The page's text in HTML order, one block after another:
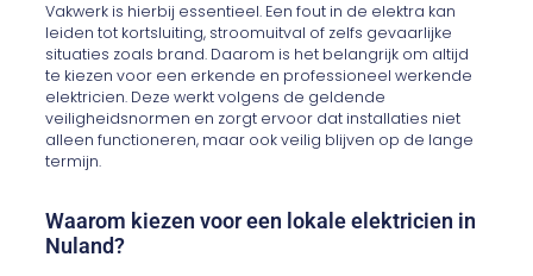
Vakwerk is hierbij essentieel. Een fout in de elektra kan
leiden tot kortsluiting, stroomuitval of zelfs gevaarlijke
situaties zoals brand. Daarom is het belangrijk om altijd
te kiezen voor een erkende en professioneel werkende
elektricien. Deze werkt volgens de geldende
veiligheidsnormen en zorgt ervoor dat installaties niet
alleen functioneren, maar ook veilig blijven op de lange
termijn.
Waarom kiezen voor een lokale elektricien in
Nuland?